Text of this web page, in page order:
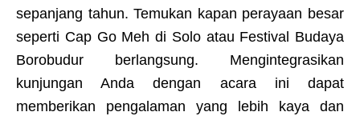
sepanjang tahun. Temukan kapan perayaan besar
seperti Cap Go Meh di Solo atau Festival Budaya
Borobudur berlangsung. Mengintegrasikan
kunjungan Anda dengan acara ini dapat
memberikan pengalaman yang lebih kaya dan